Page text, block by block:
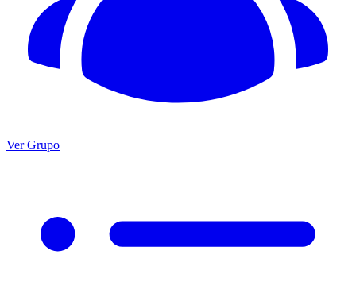
Ver Grupo